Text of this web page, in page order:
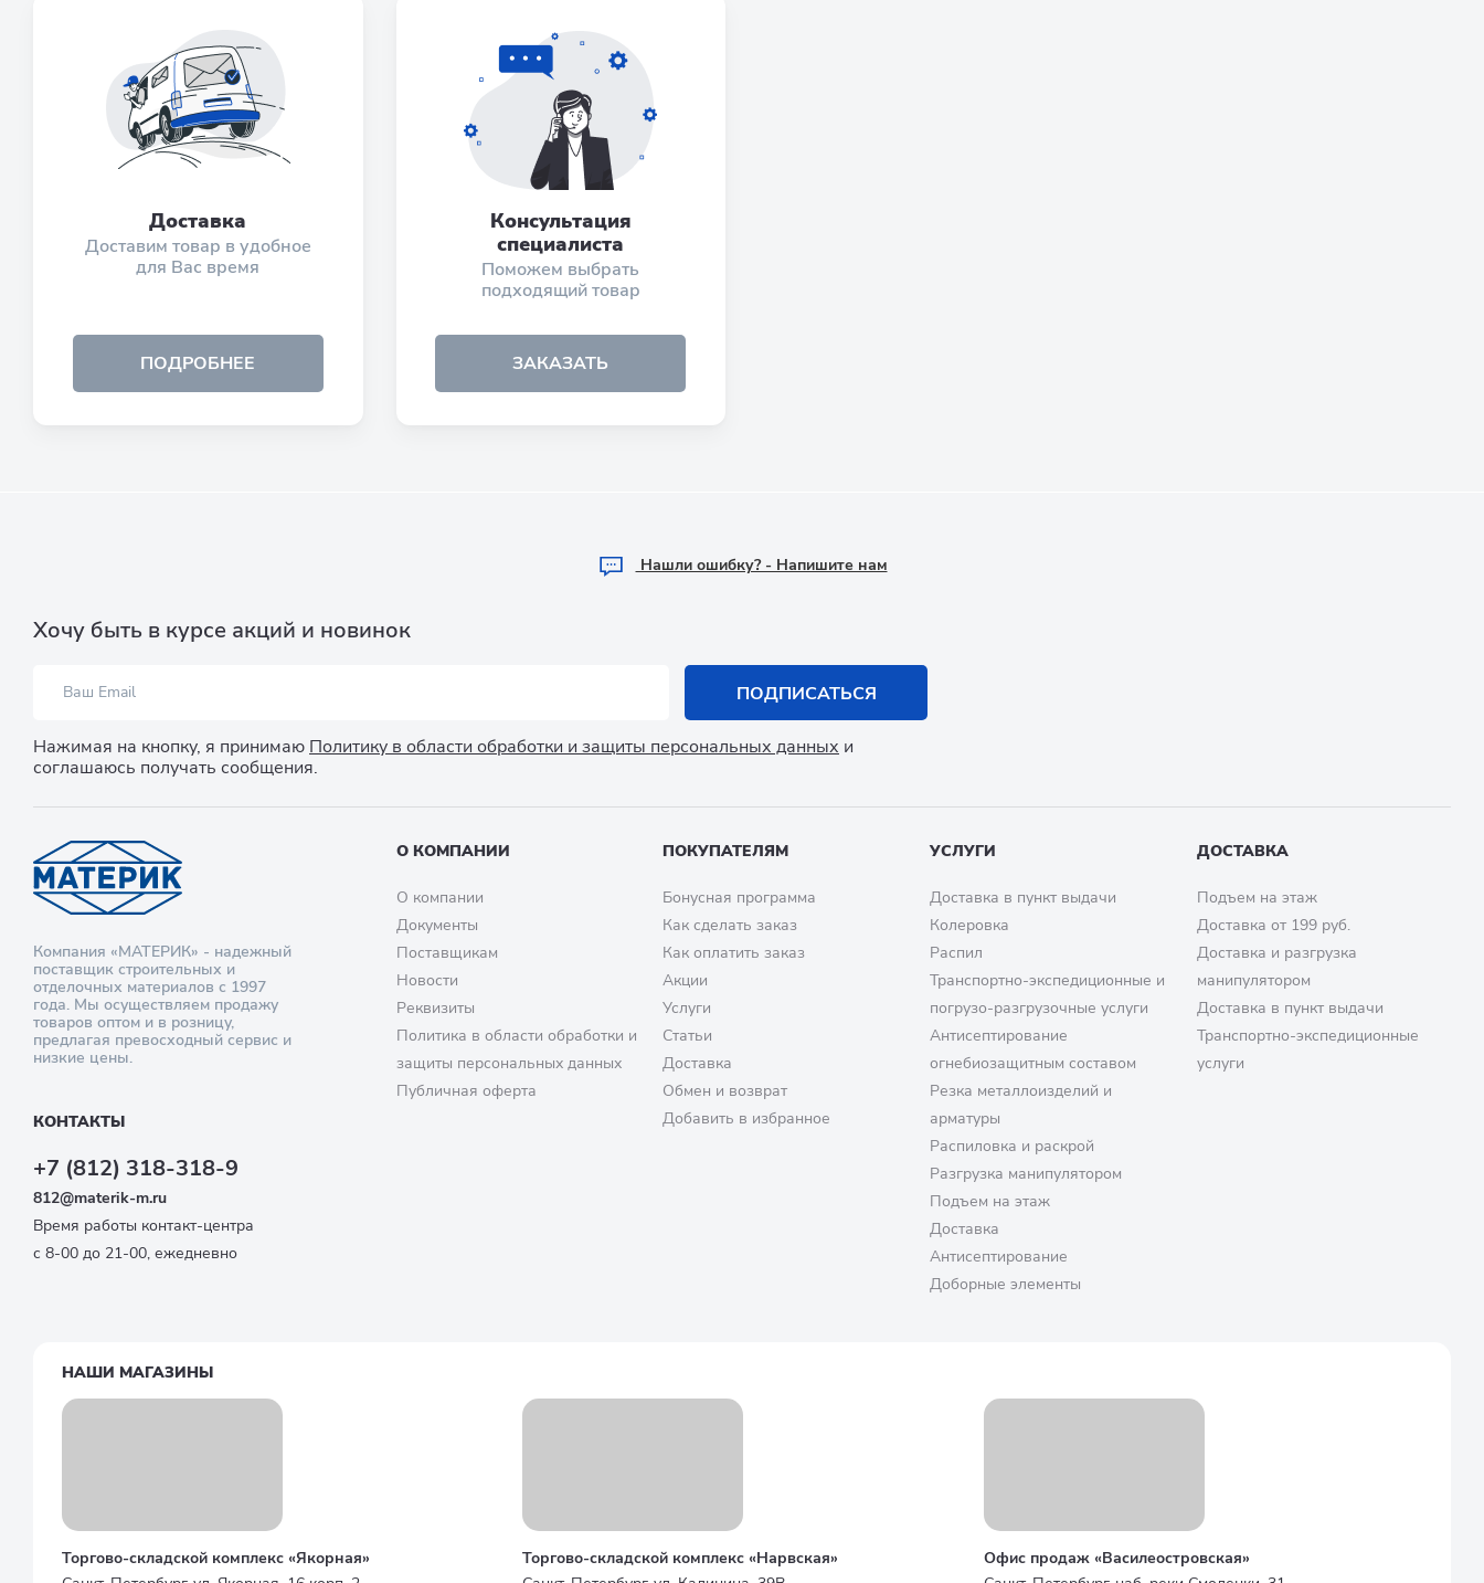
Доставка
Доставим товар в удобное
для Вас время
ПОДРОБНЕЕ
Консультация
специалиста
Поможем выбрать
подходящий товар
ЗАКАЗАТЬ
Hашли ошибку? - Напишите нам
Хочу быть в курсе акций и новинок
ПОДПИСАТЬСЯ
Нажимая на кнопку, я принимаю Политику в области обработки и защиты персональных данных и
соглашаюсь получать сообщения.
Компания «МАТЕРИК» - надежный
поставщик строительных и
отделочных материалов с 1997
года. Мы осуществляем продажу
товаров оптом и в розницу,
предлагая превосходный сервис и
низкие цены.
КОНТАКТЫ
+7 (812) 318-318-9
812@materik-m.ru
Время работы контакт-центра
с 8-00 до 21-00, ежедневно
О КОМПАНИИ
О компании
Документы
Поставщикам
Новости
Реквизиты
Политика в области обработки и
защиты персональных данных
Публичная оферта
ПОКУПАТЕЛЯМ
Бонусная программа
Как сделать заказ
Как оплатить заказ
Акции
Услуги
Статьи
Доставка
Обмен и возврат
Добавить в избранное
УСЛУГИ
Доставка в пункт выдачи
Колеровка
Распил
Транспортно-экспедиционные и
погрузо-разгрузочные услуги
Антисептирование
огнебиозащитным составом
Резка металлоизделий и
арматуры
Распиловка и раскрой
Разгрузка манипулятором
Подъем на этаж
Доставка
Антисептирование
Доборные элементы
ДОСТАВКА
Подъем на этаж
Доставка от 199 руб.
Доставка и разгрузка
манипулятором
Доставка в пункт выдачи
Транспортно-экспедиционные
услуги
НАШИ МАГАЗИНЫ
Торгово-складской комплекс «Якорная»
Торгово-складской комплекс «Нарвская»
Офис продаж «Василеостровская»